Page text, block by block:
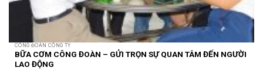
CÔNG ĐOÀN CÔNG TY
BỮA CƠM CÔNG ĐOÀN – GỬI TRỌN SỰ QUAN TÂM ĐẾN NGƯỜI
LAO ĐỘNG